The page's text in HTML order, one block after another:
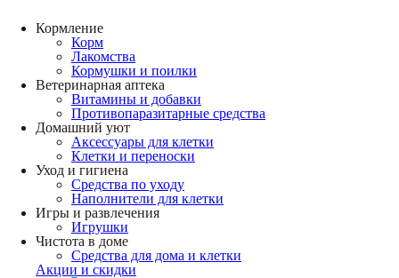
Кормление
Корм
Лакомства
Кормушки и поилки
Ветеринарная аптека
Витамины и добавки
Противопаразитарные средства
Домашний уют
Аксессуары для клетки
Клетки и переноски
Уход и гигиена
Средства по уходу
Наполнители для клетки
Игры и развлечения
Игрушки
Чистота в доме
Средства для дома и клетки
Акции и скидки